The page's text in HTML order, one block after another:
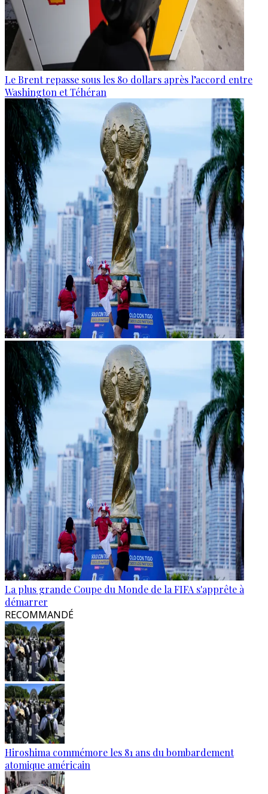
Le Brent repasse sous les 80 dollars après l’accord entre
Washington et Téhéran
La plus grande Coupe du Monde de la FIFA s'apprête à
démarrer
RECOMMANDÉ
Hiroshima commémore les 81 ans du bombardement
atomique américain